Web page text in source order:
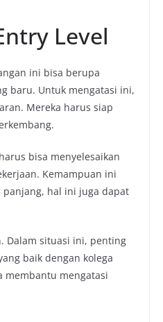
Level
ini bisa berupa
baru. Untuk mengatasi ini,
Mereka harus siap
bisa menyelesaikan
Kemampuan ini
panjang, hal ini juga dapat
Dalam situasi ini, penting
baik dengan kolega
membantu mengatasi